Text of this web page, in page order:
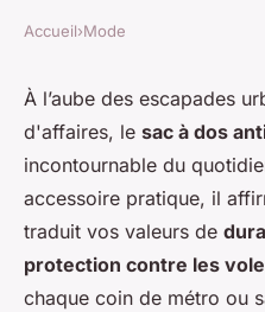
Bien choisir
antivol : style,
astuces pour
voler
Lorenzo•28 décembre 2025•
Accueil›Mode
À l’aube des escapades
d'affaires, le sac à dos
incontournable du
accessoire pratique, il
traduit vos valeurs de
protection contre les
chaque coin de métro ou